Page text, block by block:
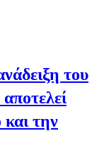
του
και την